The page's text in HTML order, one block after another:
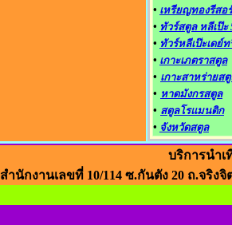
• เหรียญทองรีสอ
• ทัวร์สตูล หลีเป๊ะ
• ทัวร์หลีเป๊ะเดย์ท
• เกาะเภตราสตูล
• เกาะสาหร่ายส
• หาดมังกรสตูล
• สตูลโรแมนติก
• จังหวัดสตูล
บริการนำเ
สำนักงานเลขที่ 10/114 ซ.กันตัง 20 ถ.จริงจิ